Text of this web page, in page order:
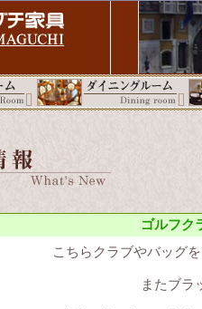
ゴルフク
こちらクラブやバッグ
またブラ